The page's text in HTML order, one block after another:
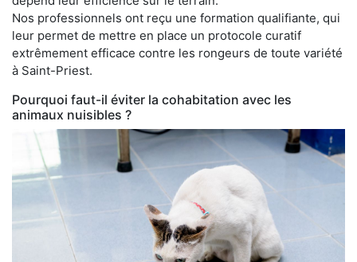
Nos professionnels ont reçu une formation qualifiante, qui
leur permet de mettre en place un protocole curatif
extrêmement efficace contre les rongeurs de toute variété
à Saint-Priest.
Pourquoi faut-il éviter la cohabitation avec les
animaux nuisibles ?